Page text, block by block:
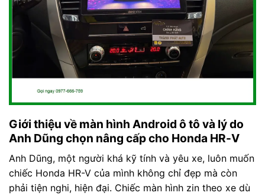
Giới thiệu về màn hình Android ô tô và lý do
Anh Dũng chọn nâng cấp cho Honda HR-V
Anh Dũng, một người khá kỹ tính và yêu xe, luôn muốn
chiếc Honda HR-V của mình không chỉ đẹp mà còn
phải tiện nghi, hiện đại. Chiếc màn hình zin theo xe dù